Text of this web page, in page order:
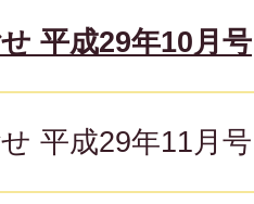
平成29年10月号
平成29年11月号